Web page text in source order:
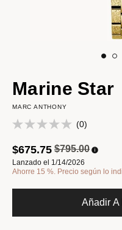
Marine Star
MARC ANTHONY
(0)
Precio
$795.00a
$675.75
Lanzado el 1/14/2026
Ahorre 15 %. Precio según lo
Añadir A